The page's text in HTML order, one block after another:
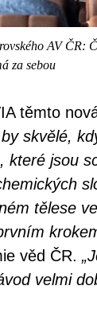
AV ČR:
za sebou
těmto
by skvělé,
které jsou
tělese
věd ČR.
velmi